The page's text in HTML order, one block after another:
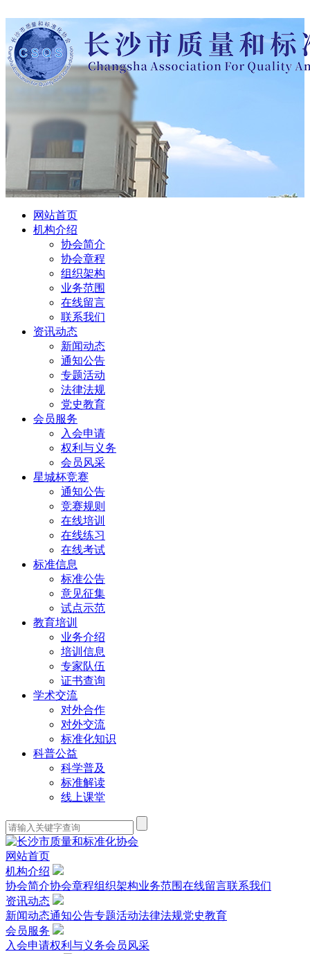
网站首页
机构介绍
协会简介
协会章程
组织架构
业务范围
在线留言
联系我们
资讯动态
新闻动态
通知公告
专题活动
法律法规
党史教育
会员服务
入会申请
权利与义务
会员风采
星城杯竞赛
通知公告
竞赛规则
在线培训
在线练习
在线考试
标准信息
标准公告
意见征集
试点示范
教育培训
业务介绍
培训信息
专家队伍
证书查询
学术交流
对外合作
对外交流
标准化知识
科普公益
科学普及
标准解读
线上课堂
网站首页
机构介绍
协会简介协会章程组织架构业务范围在线留言联系我们
资讯动态
新闻动态通知公告专题活动法律法规党史教育
会员服务
入会申请权利与义务会员风采